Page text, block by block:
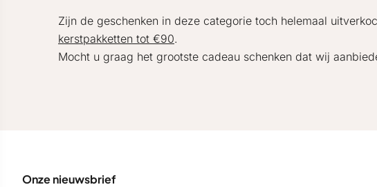
Zijn de geschenken in deze categorie toch helemaal
kerstpakketten tot €90.
Mocht u graag het grootste cadeau schenken dat wij
Onze nieuwsbrief